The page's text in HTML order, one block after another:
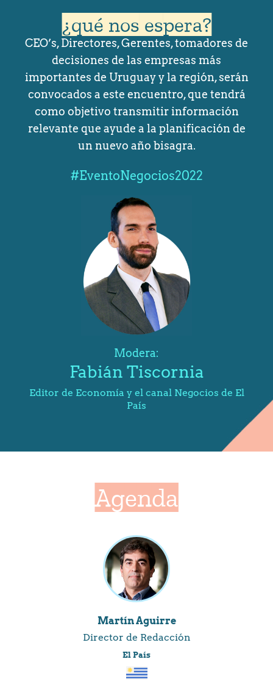
¿qué nos espera?
CEO’s, Directores, Gerentes, tomadores de
decisiones de las empresas más
importantes de Uruguay y la región, serán
convocados a este encuentro, que tendrá
como objetivo transmitir información
relevante que ayude a la planificación de
un nuevo año bisagra.
#EventoNegocios2022
Modera:
Fabián Tiscornia
Editor de Economía y el canal Negocios de El
País
Agenda
Martín Aguirre
Director de Redacción
El País